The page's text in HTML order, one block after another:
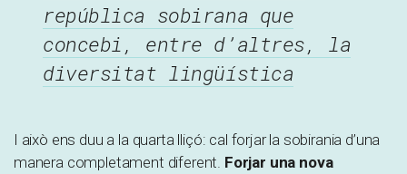
república sobirana que
concebi, entre d’altres, la
diversitat lingüística
I això ens duu a la quarta lliçó: cal forjar la sobirania d’una
manera completament diferent. Forjar una nova